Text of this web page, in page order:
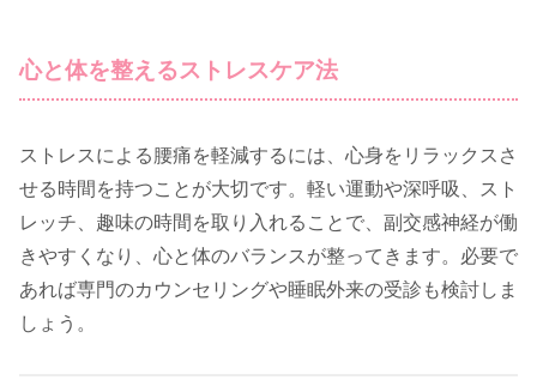
心と体を整えるストレスケア法
ストレスによる腰痛を軽減するには、心身をリラックスさ
せる時間を持つことが大切です。軽い運動や深呼吸、スト
レッチ、趣味の時間を取り入れることで、副交感神経が働
きやすくなり、心と体のバランスが整ってきます。必要で
あれば専門のカウンセリングや睡眠外来の受診も検討しま
しょう。